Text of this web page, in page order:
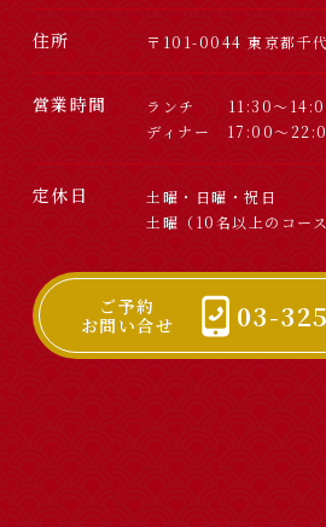
住所 〒101-0044 東京都千
営業時間
ランチ 11:30～
ディナー 17:00～
定休日
土曜・日曜・祝日
土曜（10名以上のコー
ご予約
お問い合せ
03-